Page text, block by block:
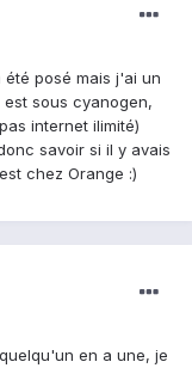
posé mais j'ai un
sous cyanogen,
internet ilimité)
savoir si il y avais
chez Orange :)
en a une, je